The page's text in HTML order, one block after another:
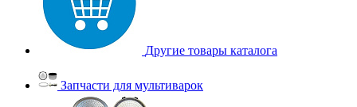
Другие товары каталога
Запчасти для мультиварок